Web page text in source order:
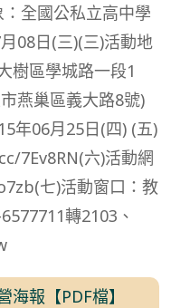
全國公私立高中學
08日(三)(三)活動地
樹區學城路一段1
燕巢區義大路8號)
年06月25日(四) (五)
7Ev8RN(六)活動網
七)活動窗口：教
轉2103、
報【PDF檔】